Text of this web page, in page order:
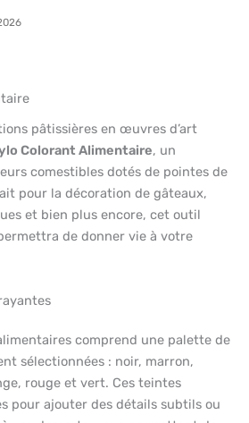
pâtissières en œuvres d’art
Colorant Alimentaire, un
comestibles dotés de pointes de
pour la décoration de gâteaux,
et bien plus encore, cet outil
de donner vie à votre
comprend une palette de
sélectionnées : noir, marron,
rouge et vert. Ces teintes
pour ajouter des détails subtils ou